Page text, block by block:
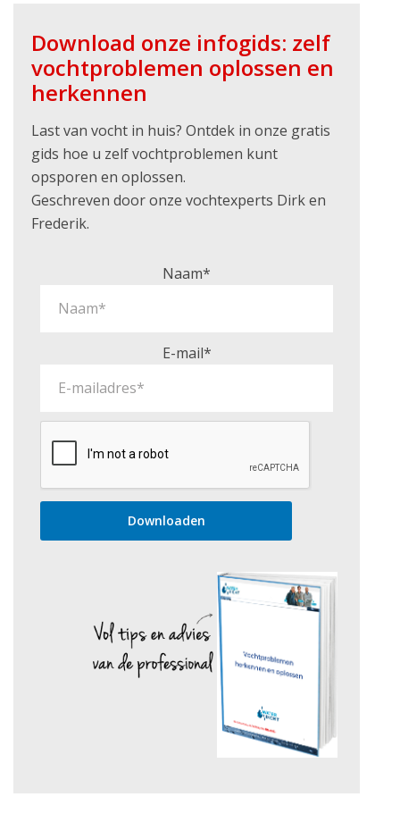
Download onze infogids: zelf
vochtproblemen oplossen en
herkennen
Last van vocht in huis? Ontdek in onze gratis
gids hoe u zelf vochtproblemen kunt
opsporen en oplossen.
Geschreven door onze vochtexperts Dirk en
Frederik.
Naam*
E-mail*